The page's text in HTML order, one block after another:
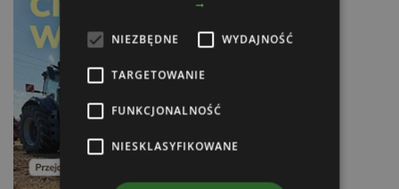
NIEZBĘDNE WYDAJNOŚĆ
TARGETOWANIE
FUNKCJONALNOŚĆ
NIESKLASYFIKOWANE